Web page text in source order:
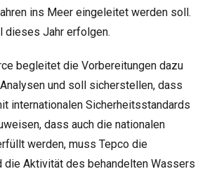
ins Meer eingeleitet werden soll.
dieses Jahr erfolgen.
begleitet die Vorbereitungen dazu
und soll sicherstellen, dass
internationalen Sicherheitsstandards
dass auch die nationalen
werden, muss Tepco die
die Aktivität des behandelten Wassers